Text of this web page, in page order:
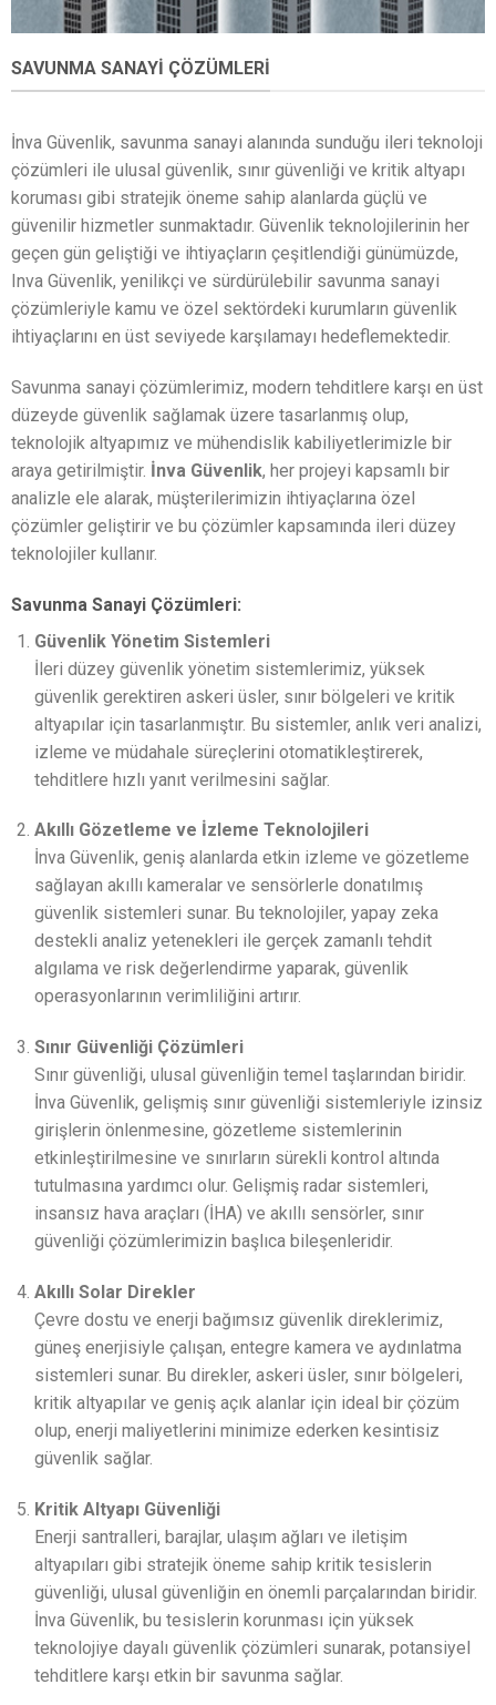
SAVUNMA SANAYI ÇÖZÜMLERI
İnva Güvenlik, savunma sanayi alanında sunduğu ileri teknoloji
çözümleri ile ulusal güvenlik, sınır güvenliği ve kritik altyapı
koruması gibi stratejik öneme sahip alanlarda güçlü ve
güvenilir hizmetler sunmaktadır. Güvenlik teknolojilerinin her
geçen gün geliştiği ve ihtiyaçların çeşitlendiği günümüzde,
Inva Güvenlik, yenilikçi ve sürdürülebilir savunma sanayi
çözümleriyle kamu ve özel sektördeki kurumların güvenlik
ihtiyaçlarını en üst seviyede karşılamayı hedeflemektedir.
Savunma sanayi çözümlerimiz, modern tehditlere karşı en üst
düzeyde güvenlik sağlamak üzere tasarlanmış olup,
teknolojik altyapımız ve mühendislik kabiliyetlerimizle bir
araya getirilmiştir. İnva Güvenlik, her projeyi kapsamlı bir
analizle ele alarak, müşterilerimizin ihtiyaçlarına özel
çözümler geliştirir ve bu çözümler kapsamında ileri düzey
teknolojiler kullanır.
Savunma Sanayi Çözümleri:
Güvenlik Yönetim Sistemleri
İleri düzey güvenlik yönetim sistemlerimiz, yüksek
güvenlik gerektiren askeri üsler, sınır bölgeleri ve kritik
altyapılar için tasarlanmıştır. Bu sistemler, anlık veri analizi,
izleme ve müdahale süreçlerini otomatikleştirerek,
tehditlere hızlı yanıt verilmesini sağlar.
Akıllı Gözetleme ve İzleme Teknolojileri
İnva Güvenlik, geniş alanlarda etkin izleme ve gözetleme
sağlayan akıllı kameralar ve sensörlerle donatılmış
güvenlik sistemleri sunar. Bu teknolojiler, yapay zeka
destekli analiz yetenekleri ile gerçek zamanlı tehdit
algılama ve risk değerlendirme yaparak, güvenlik
operasyonlarının verimliliğini artırır.
Sınır Güvenliği Çözümleri
Sınır güvenliği, ulusal güvenliğin temel taşlarından biridir.
İnva Güvenlik, gelişmiş sınır güvenliği sistemleriyle izinsiz
girişlerin önlenmesine, gözetleme sistemlerinin
etkinleştirilmesine ve sınırların sürekli kontrol altında
tutulmasına yardımcı olur. Gelişmiş radar sistemleri,
insansız hava araçları (İHA) ve akıllı sensörler, sınır
güvenliği çözümlerimizin başlıca bileşenleridir.
Akıllı Solar Direkler
Çevre dostu ve enerji bağımsız güvenlik direklerimiz,
güneş enerjisiyle çalışan, entegre kamera ve aydınlatma
sistemleri sunar. Bu direkler, askeri üsler, sınır bölgeleri,
kritik altyapılar ve geniş açık alanlar için ideal bir çözüm
olup, enerji maliyetlerini minimize ederken kesintisiz
güvenlik sağlar.
Kritik Altyapı Güvenliği
Enerji santralleri, barajlar, ulaşım ağları ve iletişim
altyapıları gibi stratejik öneme sahip kritik tesislerin
güvenliği, ulusal güvenliğin en önemli parçalarından biridir.
İnva Güvenlik, bu tesislerin korunması için yüksek
teknolojiye dayalı güvenlik çözümleri sunarak, potansiyel
tehditlere karşı etkin bir savunma sağlar.